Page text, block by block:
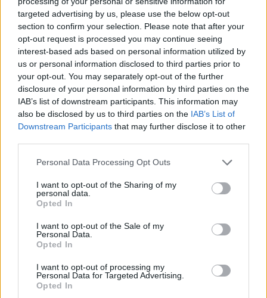
targeted advertising by us, please use the below opt-out
section to confirm your selection. Please note that after your
opt-out request is processed you may continue seeing
interest-based ads based on personal information utilized by
us or personal information disclosed to third parties prior to
your opt-out. You may separately opt-out of the further
disclosure of your personal information by third parties on the
IAB’s list of downstream participants. This information may
also be disclosed by us to third parties on the IAB’s List of
Downstream Participants that may further disclose it to other
Personal Data Processing Opt Outs
I want to opt-out of the Sharing of my
personal data.
Opted In
I want to opt-out of the Sale of my
Personal Data.
Opted In
I want to opt-out of processing my
Personal Data for Targeted Advertising.
Opted In
Fir può diventare un collettore di consensi
politici.
Una lega dei club nel rugby italiano manca dal
2009. Quando l'uscita di Treviso, Calvisano e
Capitolina fece chiudere i battenti alla Lire, che
dal 2002 prima sotto la guida di Roberto
Ghiretti, poi di altri dirigenti, aveva fatto
crescere il campionato a livello mai più visto in